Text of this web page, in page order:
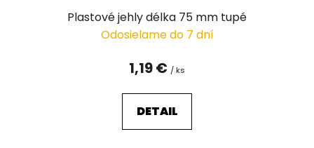
Plastové jehly délka 75 mm tupé
Odosielame do 7 dní
1,19 € / ks
DETAIL